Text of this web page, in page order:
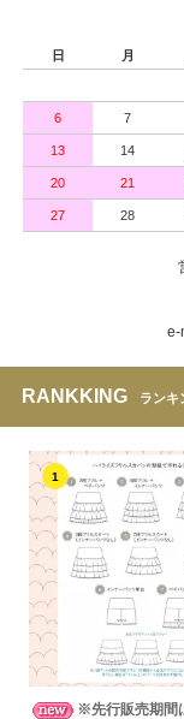
日
月
6 7
13 14
20 21
27 28
e-
RANKKING ランキ
1
※先行販売期間